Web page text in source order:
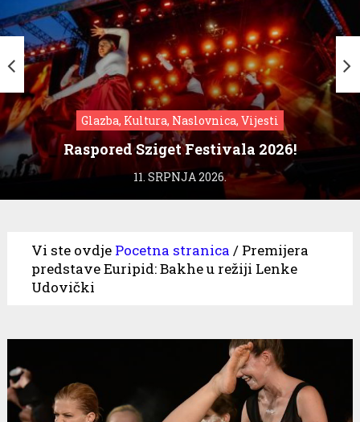
Glazba, Kultura, Naslovnica, Vijesti
Raspored Sziget Festivala 2026!
11. SRPNJA 2026.
Vi ste ovdje Pocetna stranica / Premijera
predstave Euripid: Bakhe u režiji Lenke
Udovički